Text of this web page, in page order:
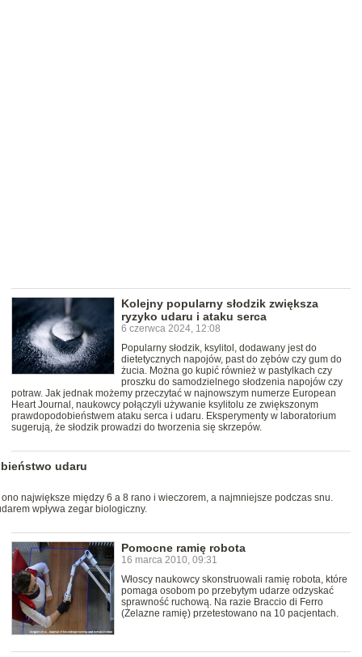
Kolejny popularny słodzik zwiększa
ryzyko udaru i ataku serca
6 czerwca 2024, 12:08
Popularny słodzik, ksylitol, dodawany jest do
dietetycznych napojów, past do zębów czy gum do
żucia. Można go kupić również w pastylkach czy
proszku do samodzielnego słodzenia napojów czy
potraw. Jak jednak możemy przeczytać w najnowszym numerze European
Heart Journal, naukowcy połączyli używanie ksylitolu ze zwiększonym
prawdopodobieństwem ataku serca i udaru. Eksperymenty w laboratorium
sugerują, że słodzik prowadzi do tworzenia się skrzepów.
udaru
największe między 6 a 8 rano i wieczorem, a najmniejsze podczas snu.
wpływa zegar biologiczny.
Pomocne ramię robota
16 marca 2010, 09:31
Włoscy naukowcy skonstruowali ramię robota, które
pomaga osobom po przebytym udarze odzyskać
sprawność ruchową. Na razie Braccio di Ferro
(Żelazne ramię) przetestowano na 10 pacjentach.